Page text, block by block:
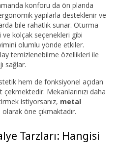
konforu da ön planda
yapılarla desteklenir ve
bile rahatlık sunar. Oturma
ve kolçak seçenekleri gibi
olumlu yönde etkiler.
temizlenebilme özellikleri ile
sağlar.
hem de fonksiyonel açıdan
Mekanlarınızı daha
istiyorsanız, metal
öne çıkmaktadır.
Tarzları: Hangisi